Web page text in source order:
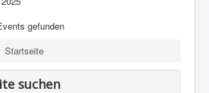
gefunden
Startseite
suchen